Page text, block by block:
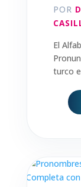
POR
El
turco